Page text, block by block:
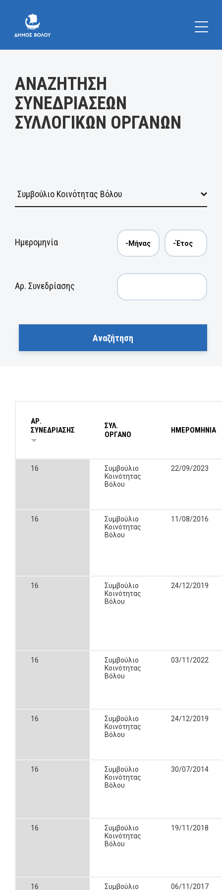
ΑΝΑΖΗΤΗΣΗ
ΣΥΝΕΔΡΙΑΣΕΩΝ
ΣΥΛΛΟΓΙΚΩΝ ΟΡΓΑΝΩΝ
Ημερομηνία
Αρ. Συνεδρίασης
ΑΡ.
ΣΥΝΕΔΡΙΑΣΗΣ
ΣΥΛ.
ΟΡΓΑΝΟ
ΗΜΕΡΟΜΗΝΙΑ
16
Συμβούλιο
Κοινότητας
Βόλου
22/09/2023
16
Συμβούλιο
Κοινότητας
Βόλου
11/08/2016
16
Συμβούλιο
Κοινότητας
Βόλου
24/12/2019
16
Συμβούλιο
Κοινότητας
Βόλου
03/11/2022
16
Συμβούλιο
Κοινότητας
Βόλου
24/12/2019
16
Συμβούλιο
Κοινότητας
Βόλου
30/07/2014
16
Συμβούλιο
Κοινότητας
Βόλου
19/11/2018
16 Συμβούλιο 06/11/2017